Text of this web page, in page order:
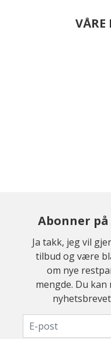
VÅRE
Abonner
Ja takk, jeg vil
tilbud og være
om nye
mengde. Du